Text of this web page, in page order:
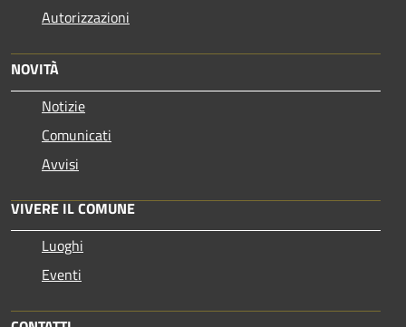
Autorizzazioni
NOVITÀ
Notizie
Comunicati
Avvisi
VIVERE IL COMUNE
Luoghi
Eventi